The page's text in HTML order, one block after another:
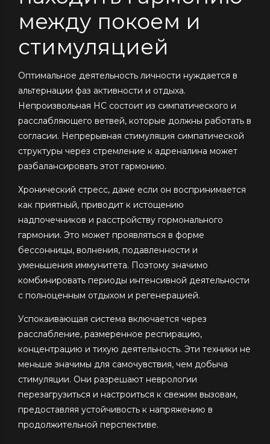
между покоем и
стимуляцией
Оптимальное деятельность личности нуждается в
альтернации фаз активности и отдыха.
Непроизвольная НС состоит из симпатического и
расслабляющего ветвей, которые должны работать в
согласии. Непрерывная стимуляция симпатической
структуры через стремление к адреналина может
разбалансировать этот гармонию.
Хронический стресс, даже если он воспринимается
как приятный, приводит к истощению
надпочечников и расстройству гормонального
гармонии. Это может проявляться в форме
бессонницы, волнения, подавленности и
уменьшения иммунитета. Поэтому значимо
комбинировать периоды интенсивной деятельности
с полноценным отдыхом и регенерацией.
Успокаивающая система включается через
расслабление, размеренное респирацию,
концентрацию и тихую деятельность. Эти техники не
меньше значимы для самочувствия, чем добыча
стимуляции. Они разрешают неврологии
перезагрузиться и настроиться к свежим вызовам,
предоставляя устойчивость к напряжению в
продолжительной перспективе.